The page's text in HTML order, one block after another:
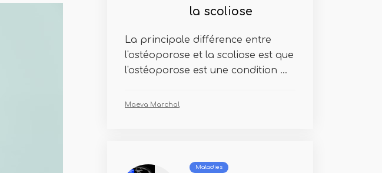
la scoliose
La principale différence entre
l'ostéoporose et la scoliose est que
l'ostéoporose est une condition ...
Maeva Marchal
Maladies